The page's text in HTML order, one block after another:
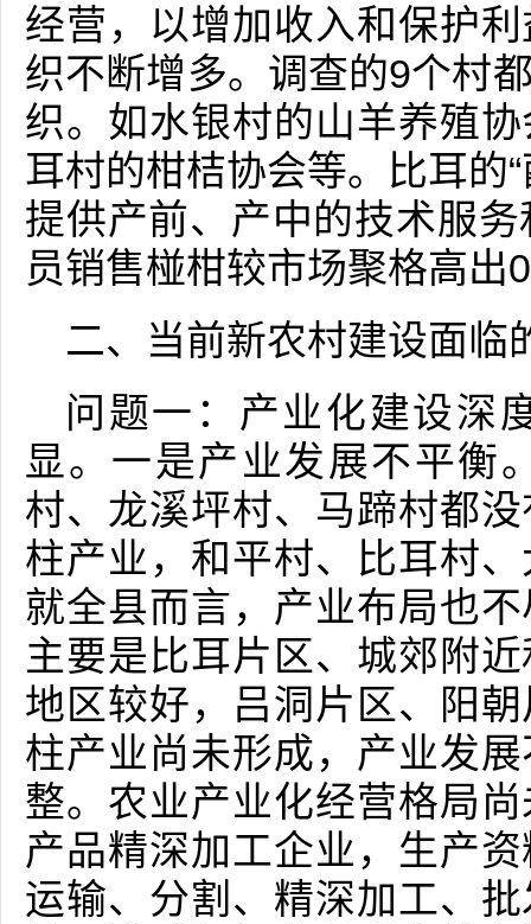
经营，以增加收入和保护
织不断增多。调查的9个村
织。如水银村的山羊养殖
耳村的柑桔协会等。比耳的
提供产前、产中的技术服
员销售椪柑较市场聚格高出
二、当前新农村建设面临
问题一：产业化建设深
显。一是产业发展不平衡
村、龙溪坪村、马蹄村都
柱产业，和平村、比耳村
就全县而言，产业布局也
主要是比耳片区、城郊附
地区较好，吕洞片区、阳
柱产业尚未形成，产业发
整。农业产业化经营格局
产品精深加工企业，生产
运输、分割、精深加工、